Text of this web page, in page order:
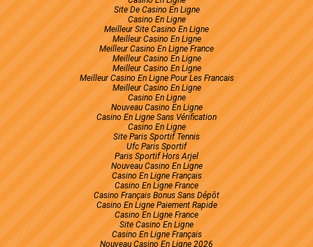
Site De Casino En Ligne
Casino En Ligne
Meilleur Site Casino En Ligne
Meilleur Casino En Ligne
Meilleur Casino En Ligne France
Meilleur Casino En Ligne
Meilleur Casino En Ligne
Meilleur Casino En Ligne Pour Les Francais
Meilleur Casino En Ligne
Casino En Ligne
Nouveau Casino En Ligne
Casino En Ligne Sans Vérification
Casino En Ligne
Site Paris Sportif Tennis
Ufc Paris Sportif
Paris Sportif Hors Arjel
Nouveau Casino En Ligne
Casino En Ligne Français
Casino En Ligne France
Casino Français Bonus Sans Dépôt
Casino En Ligne Paiement Rapide
Casino En Ligne France
Site Casino En Ligne
Casino En Ligne Français
Nouveau Casino En Ligne 2026